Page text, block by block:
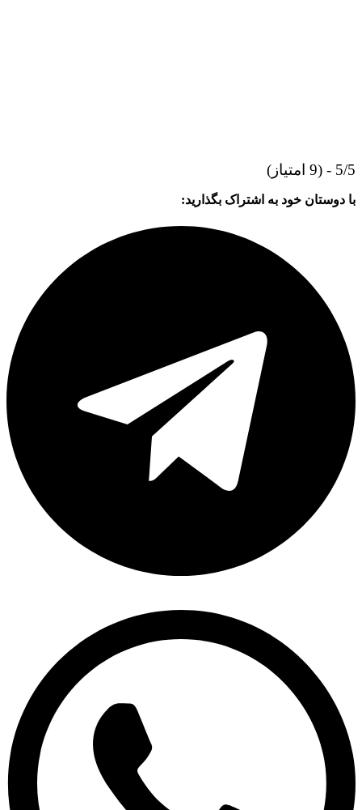
5/5 - (9 امتیاز)
با دوستان خود به اشتراک بگذارید: